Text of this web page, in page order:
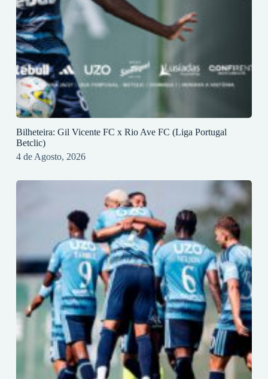
Bilheteira: Gil Vicente FC x Rio Ave FC (Liga Portugal
Betclic)
4 de Agosto, 2026